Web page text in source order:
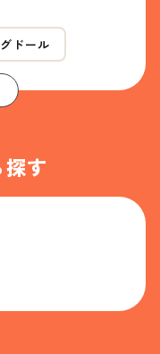
ドール
す